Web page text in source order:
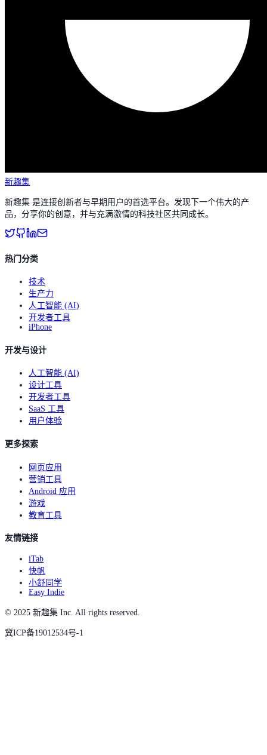
新趣集
新趣集 是连接创新者与早期用户的首选平台。发现下一个伟大的产
品，分享你的创意，并与充满激情的科技社区共同成长。
热门分类
技术
生产力
人工智能 (AI)
开发者工具
iPhone
开发与设计
人工智能 (AI)
设计工具
开发者工具
SaaS 工具
用户体验
更多探索
网页应用
营销工具
Android 应用
游戏
教育工具
友情链接
iTab
快帆
小舒同学
Easy Indie
© 2025 新趣集 Inc. All rights reserved.
冀ICP备19012534号-1